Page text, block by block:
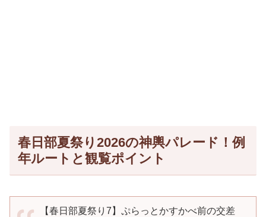
春日部夏祭り2026の神輿パレード！例
年ルートと観覧ポイント
【春日部夏祭り7】ぷらっとかすかべ前の交差